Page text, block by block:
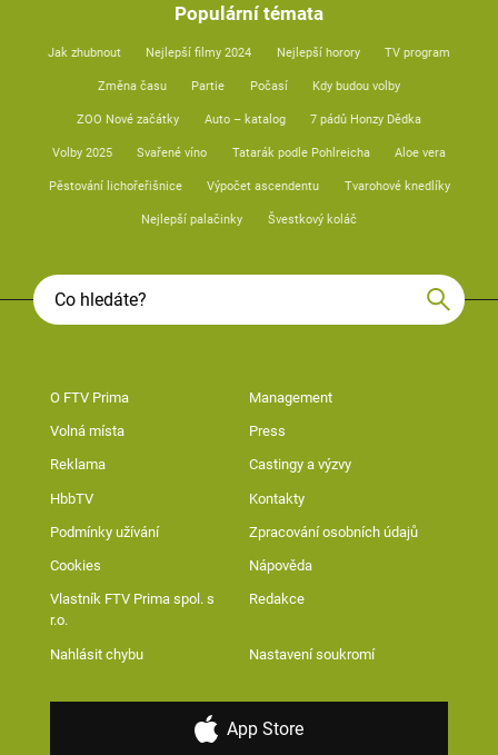
Populární témata
Jak zhubnout Nejlepší filmy 2024 Nejlepší horory TV program
Změna času Partie Počasí Kdy budou volby
ZOO Nové začátky Auto – katalog 7 pádů Honzy Dědka
Volby 2025 Svařené víno Tatarák podle Pohlreicha Aloe vera
Pěstování lichořeřišnice Výpočet ascendentu Tvarohové knedlíky
Nejlepší palačinky Švestkový koláč
O FTV Prima Management
Volná místa Press
Reklama Castingy a výzvy
HbbTV Kontakty
Podmínky užívání Zpracování osobních údajů
Cookies Nápověda
Vlastník FTV Prima spol. s
r.o.
Redakce
Nahlásit chybu Nastavení soukromí
App Store